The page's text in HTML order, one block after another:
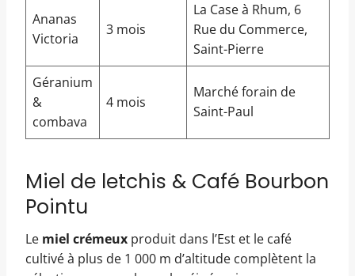
Ananas
Victoria
3 mois
La Case à Rhum, 6
Rue du Commerce,
Saint-Pierre
Géranium
&
combava
4 mois
Marché forain de
Saint-Paul
Miel de letchis & Café Bourbon
Pointu
Le miel crémeux produit dans l’Est et le café
cultivé à plus de 1 000 m d’altitude complètent la